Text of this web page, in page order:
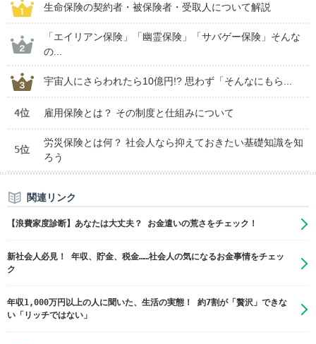
生命保険の契約者・被保険者・受取人について解説
「エイリアン保険」「幽霊保険」「サバゲー保険」そんな
の...
宇宙人にさらわれたら10億円!? 思わず「そんなにもら...
4位 雇用保険とは？ その制度と仕組みについて
5位
労災保険とは何？ 社会人なら抑えておきたい基礎知識を知
ろう
関連リンク
【浪費家度診断】あなたは大丈夫？ お金遣いの荒さをチェック！
新社会人必見！ 年収、貯金、税金……社会人の気になるお金事情をチェッ
ク
年収1,000万円以上の人に聞いた、生活の実態！ 約7割が「贅沢」できな
い「リッチではない」